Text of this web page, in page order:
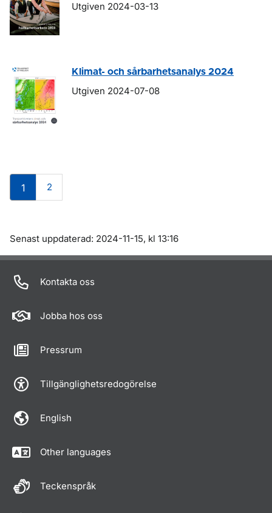
Utgiven 2024-03-13
Klimat- och sårbarhetsanalys 2024
Utgiven 2024-07-08
1 2
Om sidan
Senast uppdaterad: 2024-11-15, kl 13:16
Kontakta oss
Jobba hos oss
Pressrum
Tillgänglighetsredogörelse
English
Other languages
Teckenspråk